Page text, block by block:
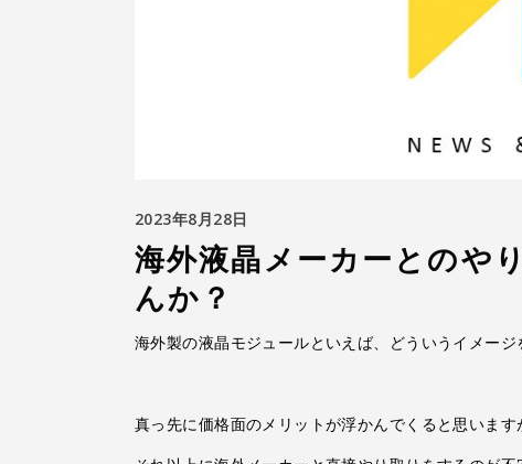
2023年8月28日
海外液晶メーカーとのや
んか？
海外製の液晶モジュールといえば、どういうイメージ
真っ先に価格面のメリットが浮かんでくると思います